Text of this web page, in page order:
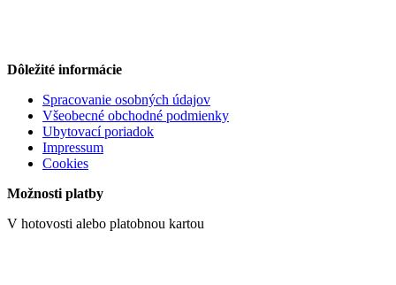
Dôležité informácie
Spracovanie osobných údajov
Všeobecné obchodné podmienky
Ubytovací poriadok
Impressum
Cookies
Možnosti platby
V hotovosti alebo platobnou kartou